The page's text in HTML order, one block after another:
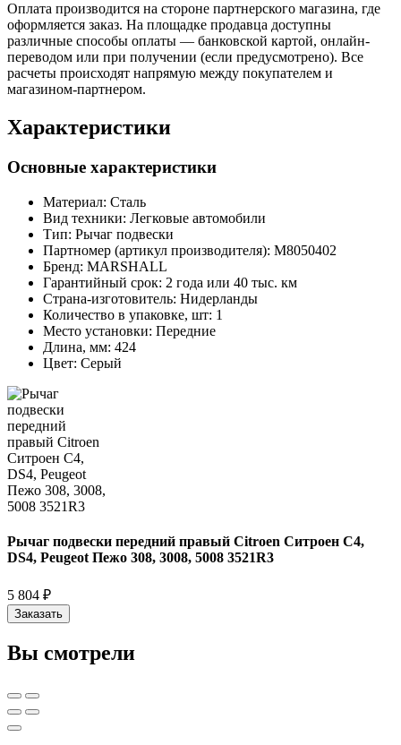
Оплата производится на стороне партнерского магазина, где
оформляется заказ. На площадке продавца доступны
различные способы оплаты — банковской картой, онлайн-
переводом или при получении (если предусмотрено). Все
расчеты происходят напрямую между покупателем и
магазином-партнером.
Характеристики
Основные характеристики
Материал: Сталь
Вид техники: Легковые автомобили
Тип: Рычаг подвески
Партномер (артикул производителя): M8050402
Бренд: MARSHALL
Гарантийный срок: 2 года или 40 тыс. км
Страна-изготовитель: Нидерланды
Количество в упаковке, шт: 1
Место установки: Передние
Длина, мм: 424
Цвет: Серый
Рычаг подвески передний правый Citroen Ситроен C4,
DS4, Peugeot Пежо 308, 3008, 5008 3521R3
5 804 ₽
Заказать
Вы смотрели